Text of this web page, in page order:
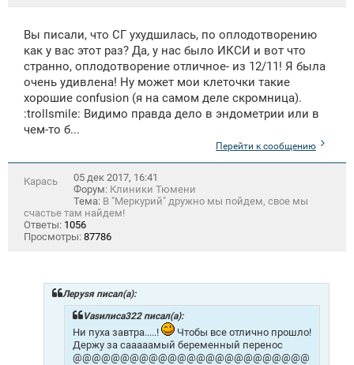
Вы писали, что СГ ухудшилась, по оплодотворению
как у вас этот раз? Да, у нас было ИКСИ и вот что
странно, оплодотворение отличное- из 12/11! Я была
очень удивлена! Ну может мои клеточки такие
хорошие confusion (я на самом деле скромница).
:trollsmile: Видимо правда дело в эндометрии или в
чем-то б...
Перейти к сообщению
Карась
05 дек 2017, 16:41
Форум: Клиники Тюмени
Тема: В "Меркурий" дружно мы пойдем, свое мы
счастье там найдем!
Ответы: 1056
Просмотры: 87786
Лeрysя писал(а):
Vasилиса322 писал(а):
Ни пуха завтра.....!
Чтобы все отлично прошло!
Держу за сааааамый беременный перенос
@@@@@@@@@@@@@@@@@@@@@@@@@